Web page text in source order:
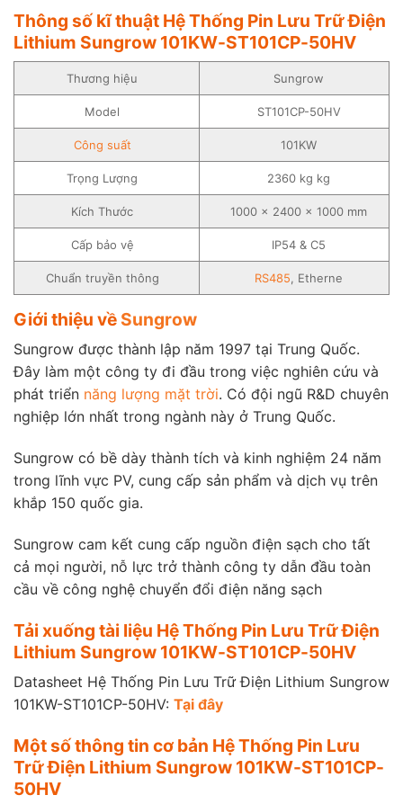
Thông số kĩ thuật Hệ Thống Pin Lưu Trữ Điện
Lithium Sungrow 101KW-ST101CP-50HV
Thương hiệu Sungrow
Model ST101CP-50HV
Công suất 101KW
Trọng Lượng 2360 kg kg
Kích Thước 1000 x 2400 x 1000 mm
Cấp bảo vệ IP54 & C5
Chuẩn truyền thông RS485 , Etherne
Giới thiệu về Sungrow
Sungrow được thành lập năm 1997 tại Trung Quốc.
Đây làm một công ty đi đầu trong việc nghiên cứu và
phát triển năng lượng mặt trời. Có đội ngũ R&D chuyên
nghiệp lớn nhất trong ngành này ở Trung Quốc.
Sungrow có bề dày thành tích và kinh nghiệm 24 năm
trong lĩnh vực PV, cung cấp sản phẩm và dịch vụ trên
khắp 150 quốc gia.
Sungrow cam kết cung cấp nguồn điện sạch cho tất
cả mọi người, nỗ lực trở thành công ty dẫn đầu toàn
cầu về công nghệ chuyển đổi điện năng sạch
Tải xuống tài liệu Hệ Thống Pin Lưu Trữ Điện
Lithium Sungrow 101KW-ST101CP-50HV
Datasheet Hệ Thống Pin Lưu Trữ Điện Lithium Sungrow
101KW-ST101CP-50HV: Tại đây
Một số thông tin cơ bản Hệ Thống Pin Lưu
Trữ Điện Lithium Sungrow 101KW-ST101CP-
50HV